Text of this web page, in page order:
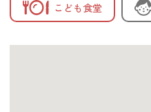
こどもの居場所マップ
こども食堂